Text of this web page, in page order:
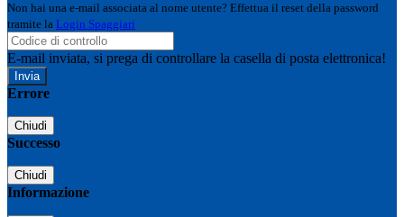
Non hai una e-mail associata al nome utente? Effettua il reset della password
tramite la Login Spaggiari
E-mail inviata, si prega di controllare la casella di posta elettronica!
Errore
Chiudi
Successo
Chiudi
Informazione